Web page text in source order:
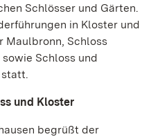
Schlösser und Gärten.
in Kloster und
Maulbronn, Schloss
Schloss und
und Kloster
begrüßt der